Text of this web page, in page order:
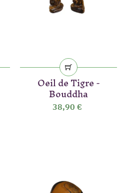
Oeil de Tigre -
Bouddha
38,90 €